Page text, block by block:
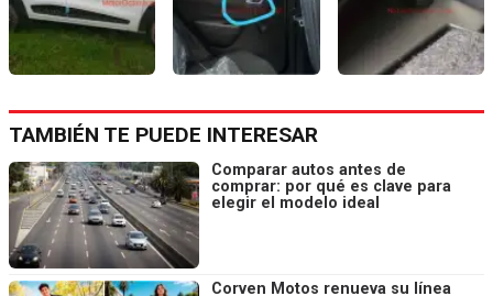
TAMBIÉN TE PUEDE INTERESAR
Comparar autos antes de
comprar: por qué es clave para
elegir el modelo ideal
Corven Motos renueva su línea